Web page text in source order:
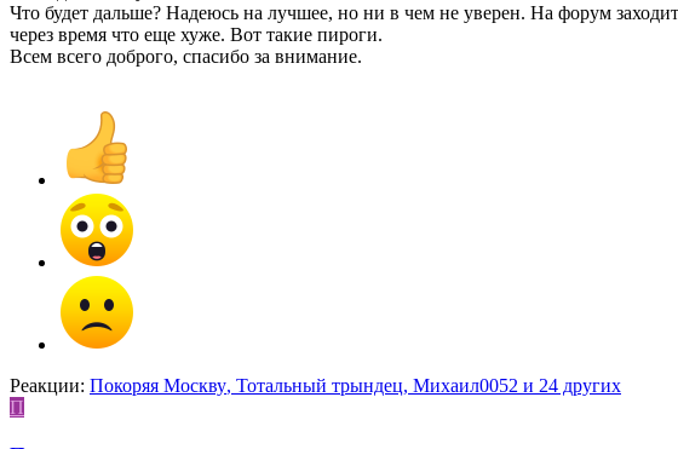
Что будет дальше? Надеюсь на лучшее, но ни в чем не уверен. На форум
через время что еще хуже. Вот такие пироги.
Всем всего доброго, спасибо за внимание.
Реакции: Покоряя Москву, Тотальный трындец, Михаил0052 и 24 других
П